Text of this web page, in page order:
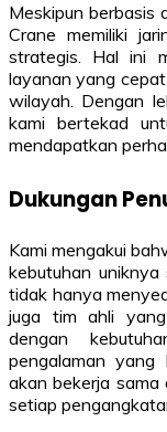
Meskipun berbasis
Crane memiliki
strategis. Hal ini
layanan yang
wilayah. Dengan
kami bertekad
mendapatkan
Dukungan
Kami mengakui
kebutuhan
tidak hanya
juga tim ahli
dengan
pengalaman yang
akan bekerja
setiap